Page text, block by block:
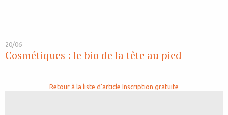
20/06
Cosmétiques : le bio de la tête au pied
Retour à la liste d'article Inscription gratuite